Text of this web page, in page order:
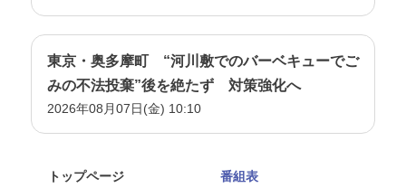
東京・奥多摩町 “河川敷でのバーベキューでご
みの不法投棄”後を絶たず 対策強化へ
2026年08月07日(金) 10:10
トップページ 番組表